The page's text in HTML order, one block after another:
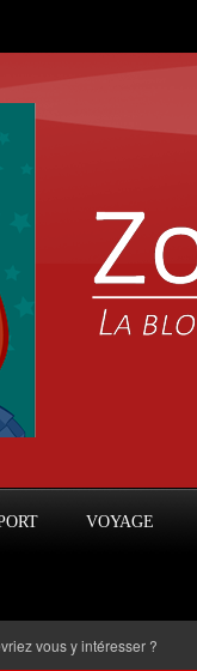
VOYAGE
y intéresser ?